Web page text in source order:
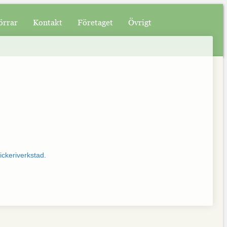
Kontakt Företaget Övrigt